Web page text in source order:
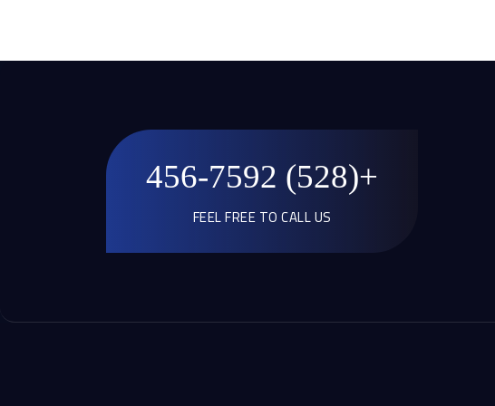
+(528) 456-7592
FEEL FREE TO CALL US